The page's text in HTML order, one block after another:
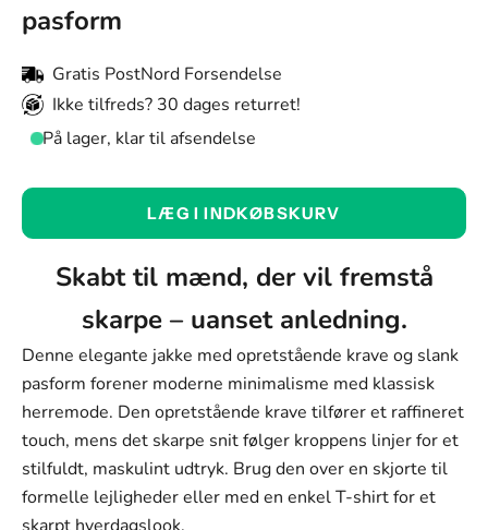
pasform
Gratis PostNord Forsendelse
Ikke tilfreds? 30 dages returret!
På lager, klar til afsendelse
Farve:
Farve
Marineblå
Vin
Størrelse:
M
Størrelse
LÆG I INDKØBSKURV
Skabt til mænd, der vil fremstå
skarpe – uanset anledning.
Denne elegante jakke med opretstående krave og slank
pasform forener moderne minimalisme med klassisk
herremode. Den opretstående krave tilfører et raffineret
touch, mens det skarpe snit følger kroppens linjer for et
stilfuldt, maskulint udtryk. Brug den over en skjorte til
formelle lejligheder eller med en enkel T-shirt for et